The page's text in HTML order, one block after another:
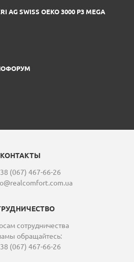
SWISS OEKO 3000 P3 MEGA
КОНТАКТЫ
(067) 467-66-26
сотрудничества
обращайтесь:
(067) 467-66-26